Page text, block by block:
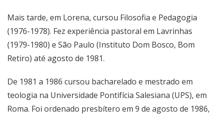
Mais tarde, em Lorena, cursou Filosofia e Pedagogia
(1976-1978). Fez experiência pastoral em Lavrinhas
(1979-1980) e São Paulo (Instituto Dom Bosco, Bom
Retiro) até agosto de 1981.
De 1981 a 1986 cursou bacharelado e mestrado em
teologia na Universidade Pontifícia Salesiana (UPS), em
Roma. Foi ordenado presbítero em 9 de agosto de 1986,